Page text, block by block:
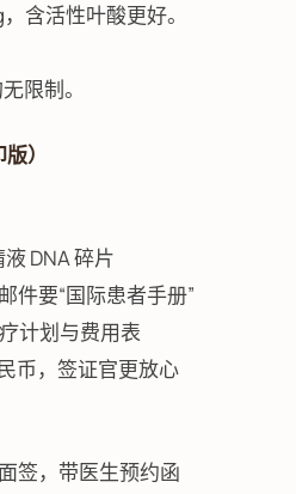
含活性叶酸更好。
限制。
）
DNA 碎片
件要“国际患者手册”
计划与费用表
币，签证官更放心
签，带医生预约函